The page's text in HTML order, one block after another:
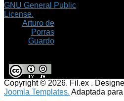
GNU General Public
License.
Arturo de
Porras
Guardo
Copyright © 2026. Fil.ex .
Joomla Templates. Adaptada